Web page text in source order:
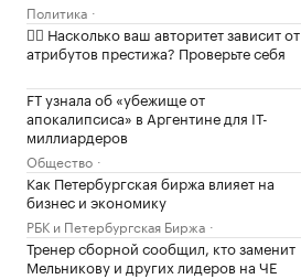
Политика
✍🏻 Насколько ваш авторитет зависит от
атрибутов престижа? Проверьте себя
FT узнала об «убежище от
апокалипсиса» в Аргентине для IT-
миллиардеров
Общество
Как Петербургская биржа влияет на
бизнес и экономику
РБК и Петербургская Биржа
Тренер сборной сообщил, кто заменит
Мельникову и других лидеров на ЧЕ